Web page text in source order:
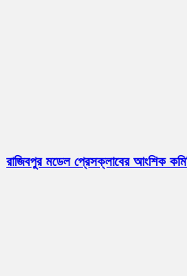
রাজিবপুর মডেল প্রেসক্লাবের আংশিক